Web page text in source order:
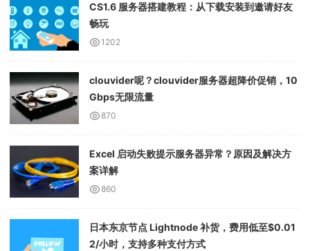
CS1.6 服务器搭建教程：从下载安装到邀请好友
畅玩
1202
clouvider呢？clouvider服务器超降价促销，10
Gbps无限流量
870
Excel 启动失败提示服务器异常？原因及解决方
案详解
860
日本东京节点 Lightnode 补货，费用低至$0.01
2/小时，支持多种支付方式